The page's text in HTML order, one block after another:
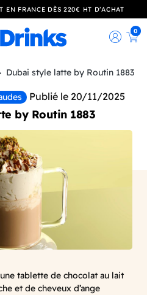
EN FRANCE DÈS 220€ HT D’ACHAT
0
Dubai style latte by Routin 1883
Publié le 20/11/2025
by Routin 1883
tablette de chocolat au lait
et de cheveux d’ange